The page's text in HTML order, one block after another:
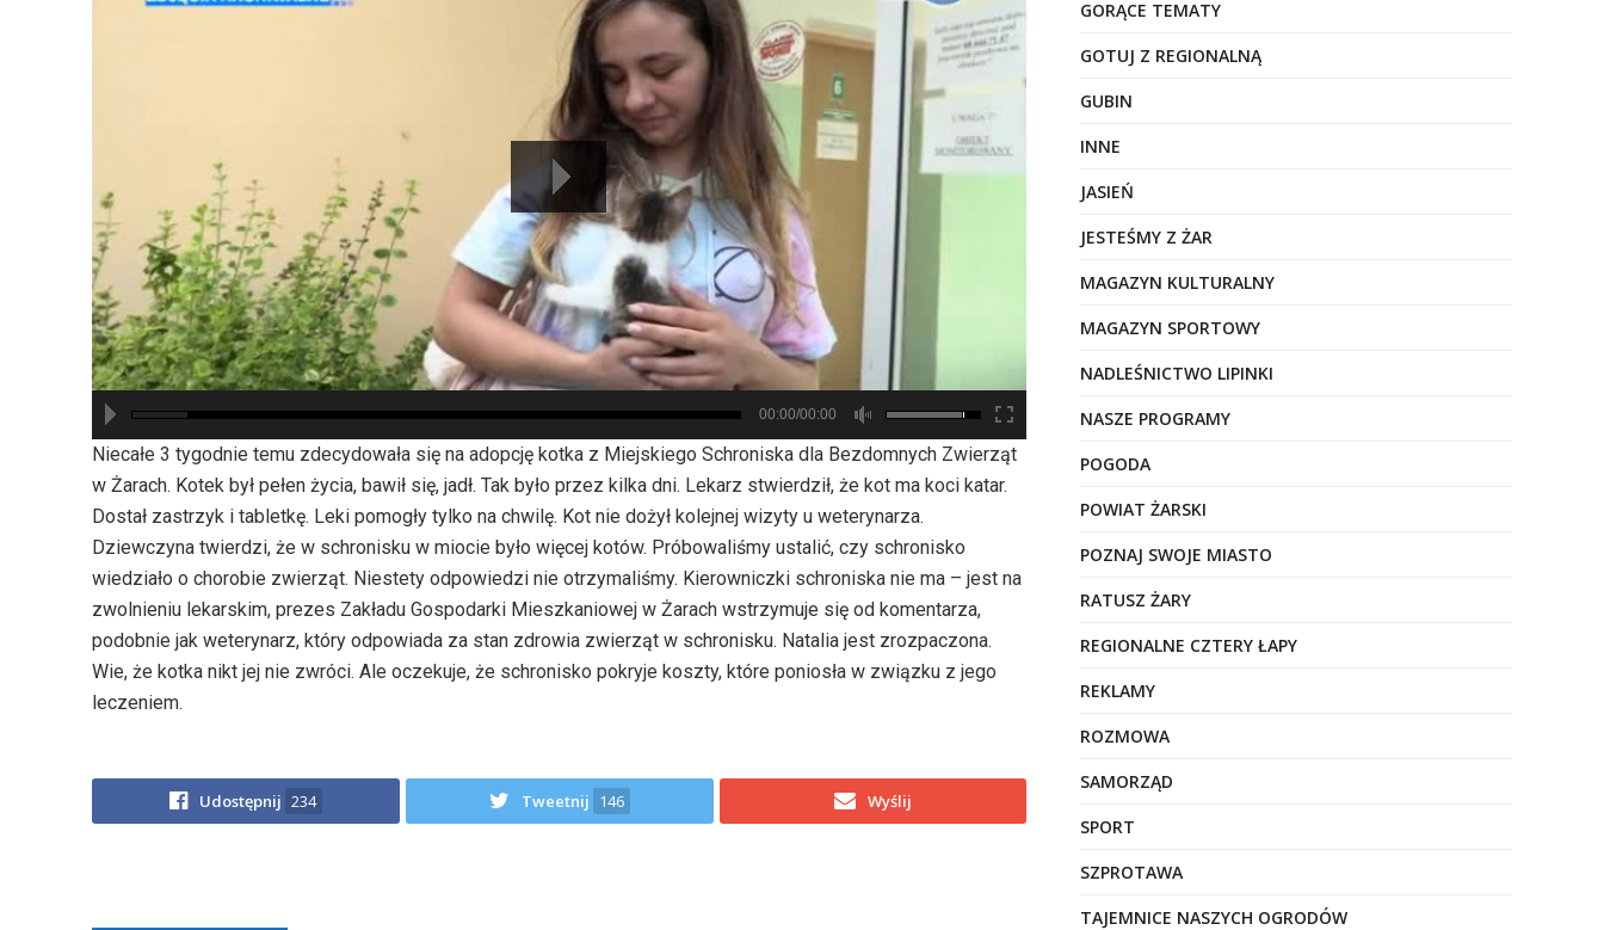
hd2880
hd2160
hd2160
hd1440
highres
hd1080
hd720
medium
00:00/00:00
Niecałe 3 tygodnie temu zdecydowała się na adopcję kotka z Miejskiego Schroniska dla Bezdomnych Zwierząt
w Żarach. Kotek był pełen życia, bawił się, jadł. Tak było przez kilka dni. Lekarz stwierdził, że kot ma koci katar.
Dostał zastrzyk i tabletkę. Leki pomogły tylko na chwilę. Kot nie dożył kolejnej wizyty u weterynarza.
Dziewczyna twierdzi, że w schronisku w miocie było więcej kotów. Próbowaliśmy ustalić, czy schronisko
wiedziało o chorobie zwierząt. Niestety odpowiedzi nie otrzymaliśmy. Kierowniczki schroniska nie ma – jest na
zwolnieniu lekarskim, prezes Zakładu Gospodarki Mieszkaniowej w Żarach wstrzymuje się od komentarza,
podobnie jak weterynarz, który odpowiada za stan zdrowia zwierząt w schronisku. Natalia jest zrozpaczona.
Wie, że kotka nikt jej nie zwróci. Ale oczekuje, że schronisko pokryje koszty, które poniosła w związku z jego
leczeniem.
Udostępnij 234 Tweetnij 146 Wyślij
GORĄCE TEMATY
GOTUJ Z REGIONALNĄ
GUBIN
INNE
JASIEŃ
JESTEŚMY Z ŻAR
MAGAZYN KULTURALNY
MAGAZYN SPORTOWY
NADLEŚNICTWO LIPINKI
NASZE PROGRAMY
POGODA
POWIAT ŻARSKI
POZNAJ SWOJE MIASTO
RATUSZ ŻARY
REGIONALNE CZTERY ŁAPY
REKLAMY
ROZMOWA
SAMORZĄD
SPORT
SZPROTAWA
TAJEMNICE NASZYCH OGRODÓW